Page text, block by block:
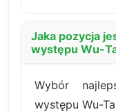
Jaka pozycja
występu Wu-
Wybór
występu Wu-